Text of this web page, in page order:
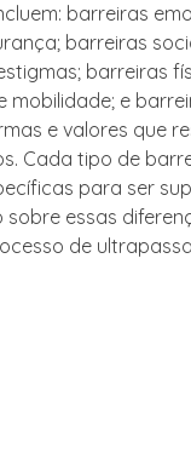
barreiras
barreiras
barreiras
mobilidade; e
e valores que
Cada tipo de
para ser
essas
de